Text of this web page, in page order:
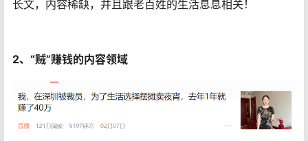
长文，内容稀缺，并且跟老百姓的生活息息相关！
2、“贼”赚钱的内容领域